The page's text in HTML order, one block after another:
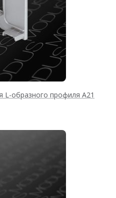
L-образного профиля А21